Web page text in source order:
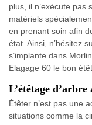
plus, il n’exécute pas
matériels
en prenant soin afin
état. Ainsi, n’hésitez
s’implante dans
Elagage 60 le bon
L’étêtage
Étêter n’est pas une
situations comme la